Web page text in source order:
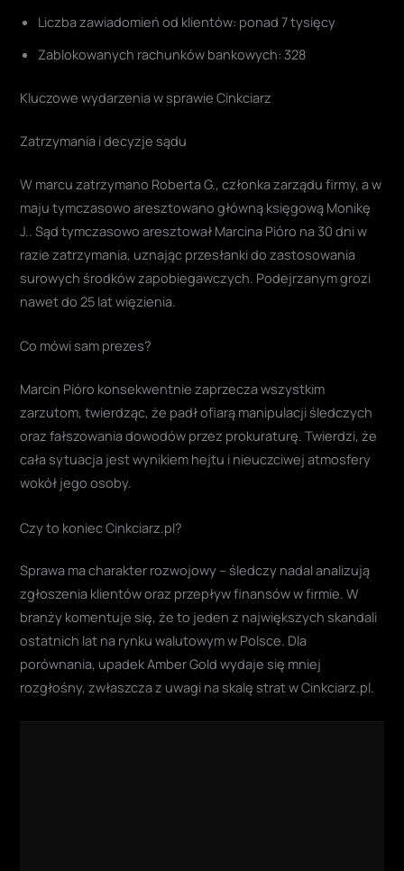
Liczba zawiadomień od klientów: ponad 7 tysięcy
Zablokowanych rachunków bankowych: 328
Kluczowe wydarzenia w sprawie Cinkciarz
Zatrzymania i decyzje sądu
W marcu zatrzymano Roberta G., członka zarządu firmy, a w
maju tymczasowo aresztowano główną księgową Monikę
J.. Sąd tymczasowo aresztował Marcina Pióro na 30 dni w
razie zatrzymania, uznając przesłanki do zastosowania
surowych środków zapobiegawczych. Podejrzanym grozi
nawet do 25 lat więzienia.
Co mówi sam prezes?
Marcin Pióro konsekwentnie zaprzecza wszystkim
zarzutom, twierdząc, że padł ofiarą manipulacji śledczych
oraz fałszowania dowodów przez prokuraturę. Twierdzi, że
cała sytuacja jest wynikiem hejtu i nieuczciwej atmosfery
wokół jego osoby.
Czy to koniec Cinkciarz.pl?
Sprawa ma charakter rozwojowy – śledczy nadal analizują
zgłoszenia klientów oraz przepływ finansów w firmie. W
branży komentuje się, że to jeden z największych skandali
ostatnich lat na rynku walutowym w Polsce. Dla
porównania, upadek Amber Gold wydaje się mniej
rozgłośny, zwłaszcza z uwagi na skalę strat w Cinkciarz.pl.